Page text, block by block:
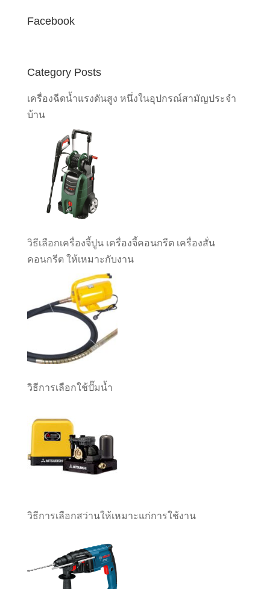
Facebook
Category Posts
เครื่องฉีดน้ำแรงดันสูง หนึ่งในอุปกรณ์สามัญประจำ
บ้าน
วิธีเลือกเครื่องจี้ปูน เครื่องจี้คอนกรีต เครื่องสั่น
คอนกรีต ให้เหมาะกับงาน
วิธีการเลือกใช้ปั๊มน้ำ
วิธีการเลือกสว่านให้เหมาะแก่การใช้งาน